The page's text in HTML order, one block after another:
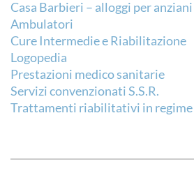
Casa Barbieri – alloggi per anziani
Ambulatori
Cure Intermedie e Riabilitazione
Logopedia
Prestazioni medico sanitarie
Servizi convenzionati S.S.R.
Trattamenti riabilitativi in